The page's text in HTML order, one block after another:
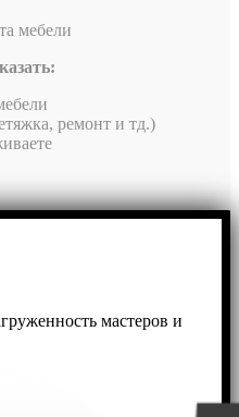
мебели
ремонт и тд.)
мастеров и